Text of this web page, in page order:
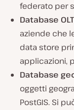
federato per
Database
aziende che
data store
applicazioni,
Database
oggetti
PostGIS. Si